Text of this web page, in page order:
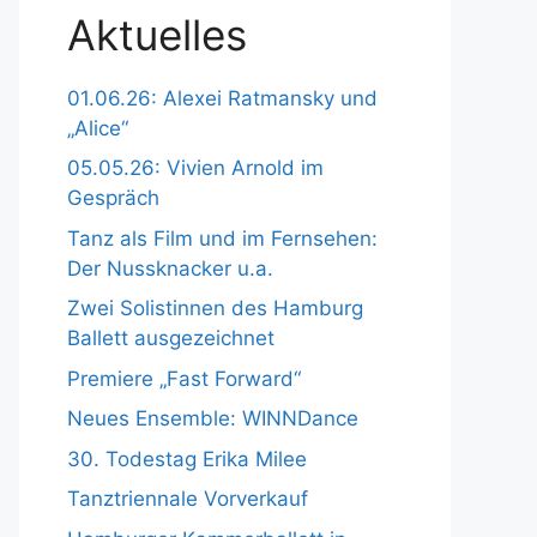
Aktuelles
01.06.26: Alexei Ratmansky und
„Alice“
05.05.26: Vivien Arnold im
Gespräch
Tanz als Film und im Fernsehen:
Der Nussknacker u.a.
Zwei Solistinnen des Hamburg
Ballett ausgezeichnet
Premiere „Fast Forward“
Neues Ensemble: WINNDance
30. Todestag Erika Milee
Tanztriennale Vorverkauf